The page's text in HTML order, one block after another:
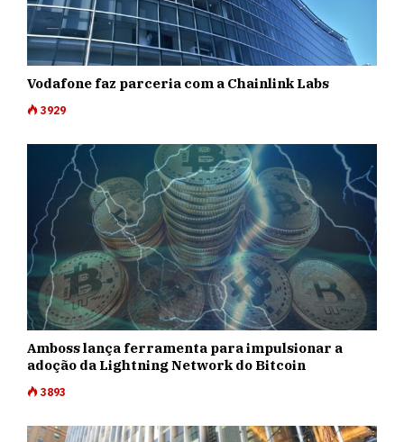
Vodafone faz parceria com a Chainlink Labs
3929
Amboss lança ferramenta para impulsionar a
adoção da Lightning Network do Bitcoin
3893